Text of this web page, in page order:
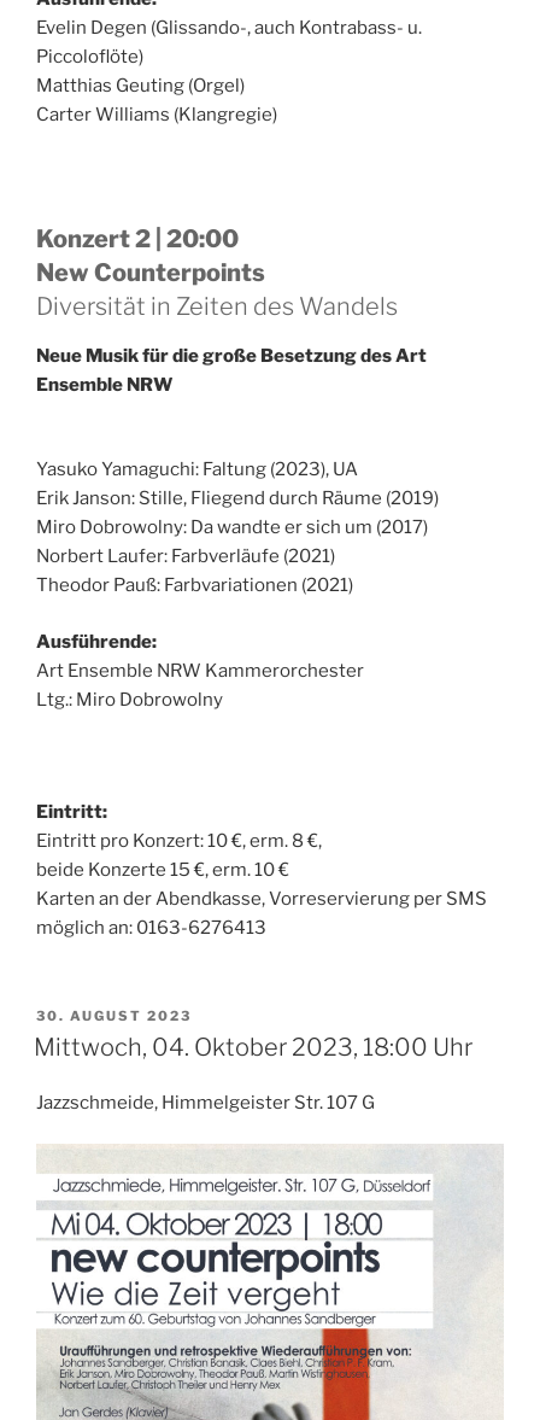
Evelin Degen (Glissando-, auch Kontrabass- u.
Piccoloflöte)
Matthias Geuting (Orgel)
Carter Williams (Klangregie)
Konzert 2 | 20:00
New Counterpoints
Diversität in Zeiten des Wandels
Neue Musik für die große Besetzung des Art
Ensemble NRW
Yasuko Yamaguchi: Faltung (2023), UA
Erik Janson: Stille, Fliegend durch Räume (2019)
Miro Dobrowolny: Da wandte er sich um (2017)
Norbert Laufer: Farbverläufe (2021)
Theodor Pauß: Farbvariationen (2021)
Ausführende:
Art Ensemble NRW Kammerorchester
Ltg.: Miro Dobrowolny
Eintritt:
Eintritt pro Konzert: 10 €, erm. 8 €,
beide Konzerte 15 €, erm. 10 €
Karten an der Abendkasse, Vorreservierung per SMS
möglich an: 0163-6276413
VERÖFFENTLICHT
AM
30. AUGUST 2023
Mittwoch, 04. Oktober 2023, 18:00 Uhr
Jazzschmeide, Himmelgeister Str. 107 G